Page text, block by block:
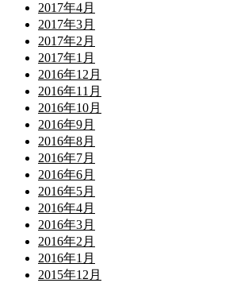
2017年4月
2017年3月
2017年2月
2017年1月
2016年12月
2016年11月
2016年10月
2016年9月
2016年8月
2016年7月
2016年6月
2016年5月
2016年4月
2016年3月
2016年2月
2016年1月
2015年12月